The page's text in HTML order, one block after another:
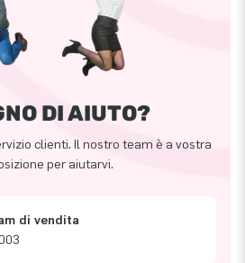
DI AIUTO?
clienti. Il nostro team è a vostra
per aiutarvi.
di vendita